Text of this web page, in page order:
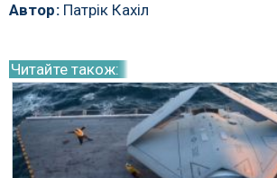
Автор:Патрік Кахіл
Читайте також: